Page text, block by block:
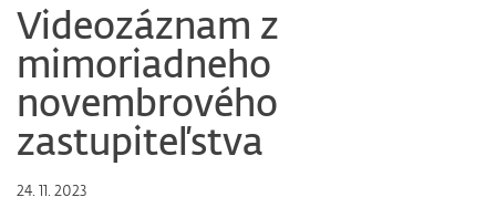
Videozáznam z
mimoriadneho
novembrového
zastupiteľstva
24. 11. 2023